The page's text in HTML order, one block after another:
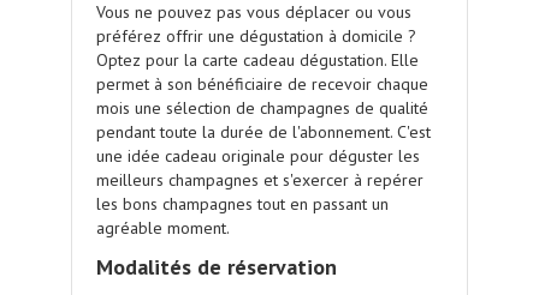
Vous ne pouvez pas vous déplacer ou vous
préférez offrir une dégustation à domicile ?
Optez pour la carte cadeau dégustation. Elle
permet à son bénéficiaire de recevoir chaque
mois une sélection de champagnes de qualité
pendant toute la durée de l'abonnement. C'est
une idée cadeau originale pour déguster les
meilleurs champagnes et s'exercer à repérer
les bons champagnes tout en passant un
agréable moment.
Modalités de réservation